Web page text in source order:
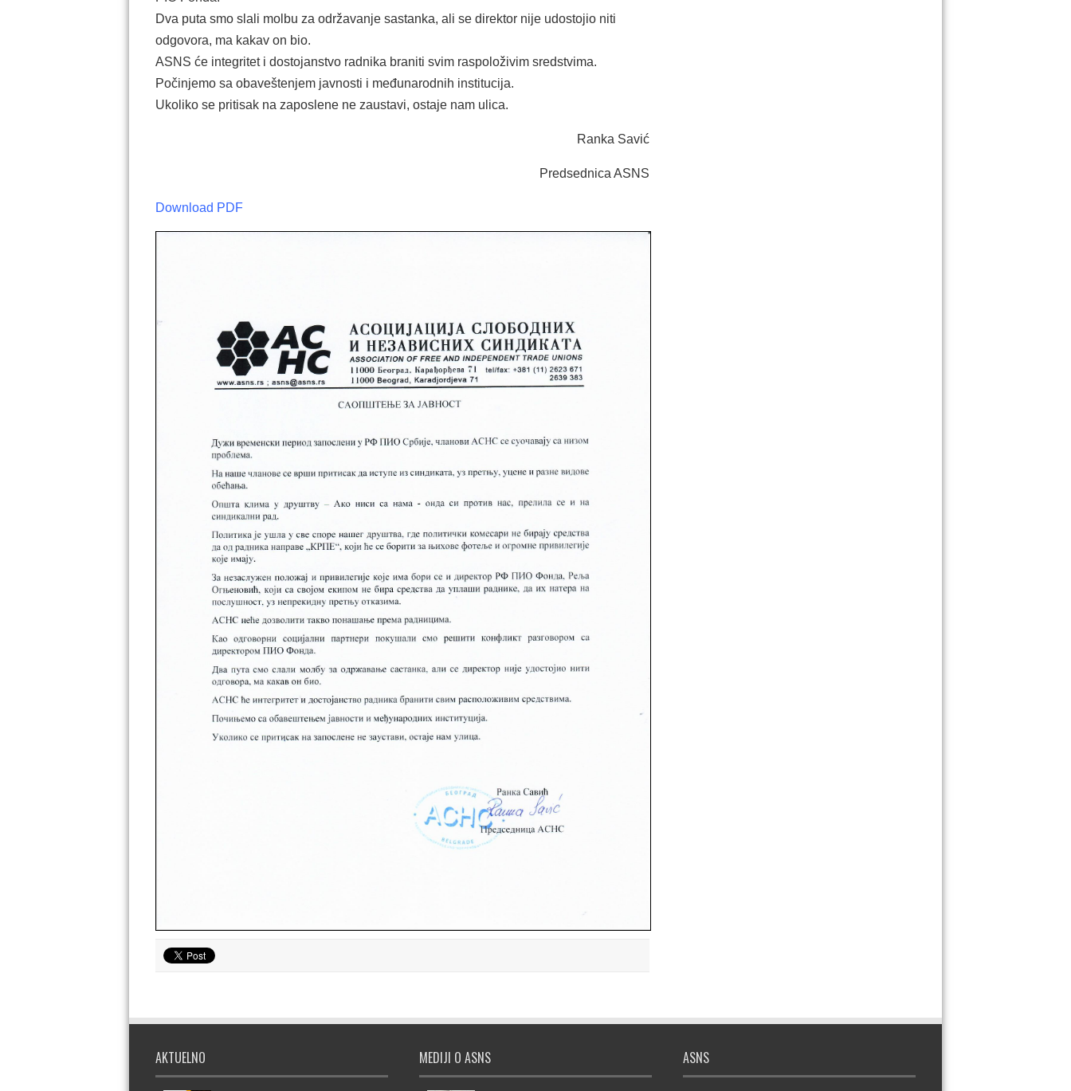
Dva puta smo slali molbu za održavanje sastanka, ali se direktor nije udostojio niti
odgovora, ma kakav on bio.
ASNS će integritet i dostojanstvo radnika braniti svim raspoloživim sredstvima.
Počinjemo sa obaveštenjem javnosti i međunarodnih institucija.
Ukoliko se pritisak na zaposlene ne zaustavi, ostaje nam ulica.
Ranka Savić
Predsednica ASNS
Download PDF
AKTUELNO MEDIJI O ASNS ASNS